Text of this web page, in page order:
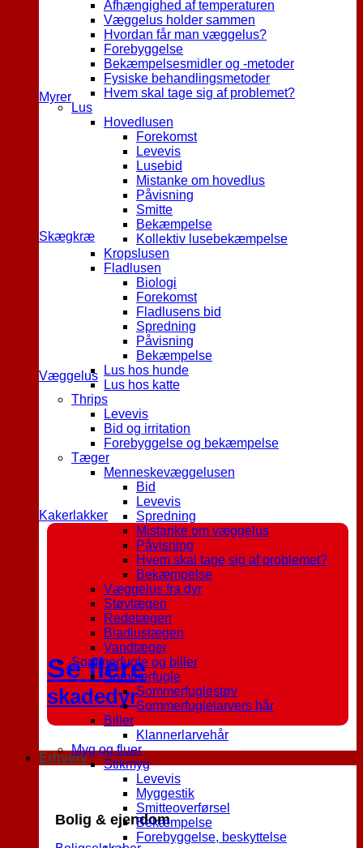
Myrer
Skægkræ
Væggelus
Kakerlakker
Se flere
skadedyr
Erhverv
Bolig & ejendom
Afhængighed af temperaturen
Væggelus holder sammen
Hvordan får man væggelus?
Forebyggelse
Bekæmpelsesmidler og -metoder
Fysiske behandlingsmetoder
Hvem skal tage sig af problemet?
Lus
Hovedlusen
Forekomst
Levevis
Lusebid
Mistanke om hovedlus
Påvisning
Smitte
Bekæmpelse
Kollektiv lusebekæmpelse
Kropslusen
Fladlusen
Biologi
Forekomst
Fladlusens bid
Spredning
Påvisning
Bekæmpelse
Lus hos hunde
Lus hos katte
Thrips
Levevis
Bid og irritation
Forebyggelse og bekæmpelse
Tæger
Menneskevæggelusen
Bid
Levevis
Spredning
Mistanke om væggelus
Påvisning
Hvem skal tage sig af problemet?
Bekæmpelse
Væggelus fra dyr
Støvtægen
Redetægen
Bladlustægen
Vandtæger
Sommerfugle og biller
Sommerfugle
Sommerfuglestøv
Sommerfuglelarvers hår
Biller
Klannerlarvehår
Myg og fluer
Stikmyg
Levevis
Myggestik
Smitteoverførsel
Bekæmpelse
Forebyggelse, beskyttelse